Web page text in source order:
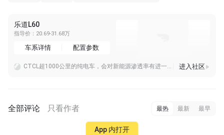
乐道L60
指导价：20.69-31.68万
车系详情 配置参数
CTCL超1000公里的纯电车，会对新能源渗透率有进一步的拉升吗？续航肯定越长越好
进入社区
全部评论 只看作者 最热 最新 最早
App 内打开